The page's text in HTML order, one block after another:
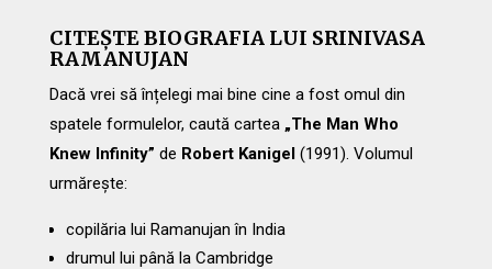
CITEȘTE BIOGRAFIA LUI SRINIVASA
RAMANUJAN
Dacă vrei să înțelegi mai bine cine a fost omul din
spatele formulelor, caută cartea „The Man Who
Knew Infinity” de Robert Kanigel(1991). Volumul
urmărește:
copilăria lui Ramanujan în India
drumul lui până la Cambridge